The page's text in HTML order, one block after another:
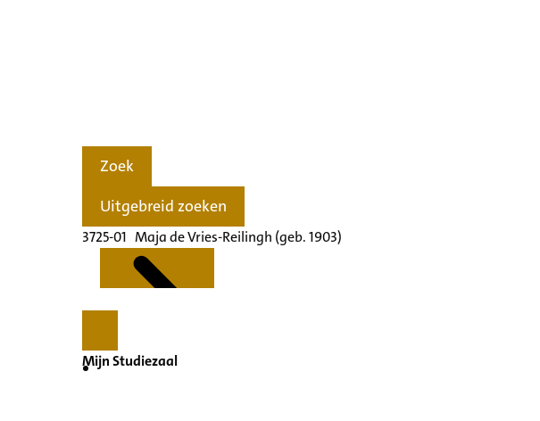
Zoek
Uitgebreid zoeken
3725-01 Maja de Vries-Reilingh (geb. 1903)
Mijn Studiezaal